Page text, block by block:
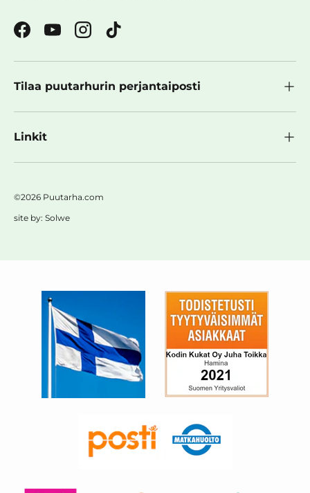
Facebook
YouTubeInstagram
TikTok
Tilaa puutarhurin perjantaiposti
Linkit
©2026 Puutarha.com
site by: Solwe